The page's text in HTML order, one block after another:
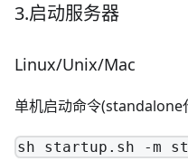
3.启动服务器
Linux/Unix/Mac
单机启动命令(standalone
sh startup.sh -m